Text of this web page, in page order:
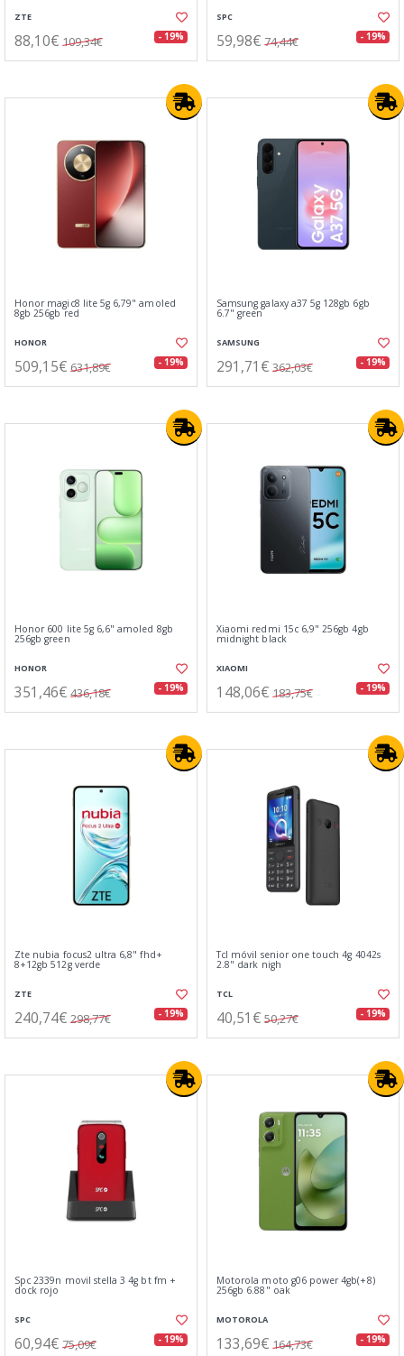
ZTE
88,10€ 109,34€ - 19%
SPC
59,98€ 74,44€ - 19%
Honor magic8 lite 5g 6,79" amoled
8gb 256gb red
HONOR
509,15€ 631,89€ - 19%
Samsung galaxy a37 5g 128gb 6gb
6.7" green
SAMSUNG
291,71€ 362,03€ - 19%
Honor 600 lite 5g 6,6" amoled 8gb
256gb green
HONOR
351,46€ 436,18€ - 19%
Xiaomi redmi 15c 6,9" 256gb 4gb
midnight black
XIAOMI
148,06€ 183,75€ - 19%
Zte nubia focus2 ultra 6,8" fhd+
8+12gb 512g verde
ZTE
240,74€ 298,77€ - 19%
Tcl móvil senior one touch 4g 4042s
2.8" dark nigh
TCL
40,51€ 50,27€ - 19%
Spc 2339n movil stella 3 4g bt fm +
dock rojo
SPC
60,94€ 75,09€ - 19%
Motorola moto g06 power 4gb(+8)
256gb 6.88" oak
MOTOROLA
133,69€ 164,73€ - 19%